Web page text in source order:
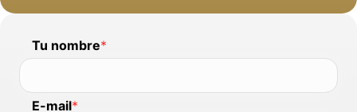
Tu nombre*
E-mail*